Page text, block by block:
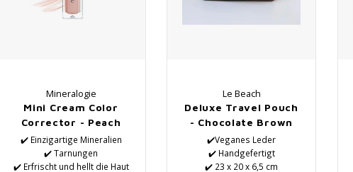
Mineralogie
Mini Cream Color
Corrector - Peach
Please
✔️ Einzigartige Mineralien
✔️ Tarnungen
✔️ Erfrischt und hellt die Haut
Le Beach
Deluxe Travel Pouch
- Chocolate Brown
✔️Veganes Leder
✔️ Handgefertigt
✔️ 23 x 20 x 6,5 cm